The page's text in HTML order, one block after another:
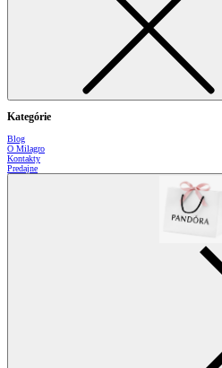
Kategórie
Blog
O Milagro
Kontakty
Predajne